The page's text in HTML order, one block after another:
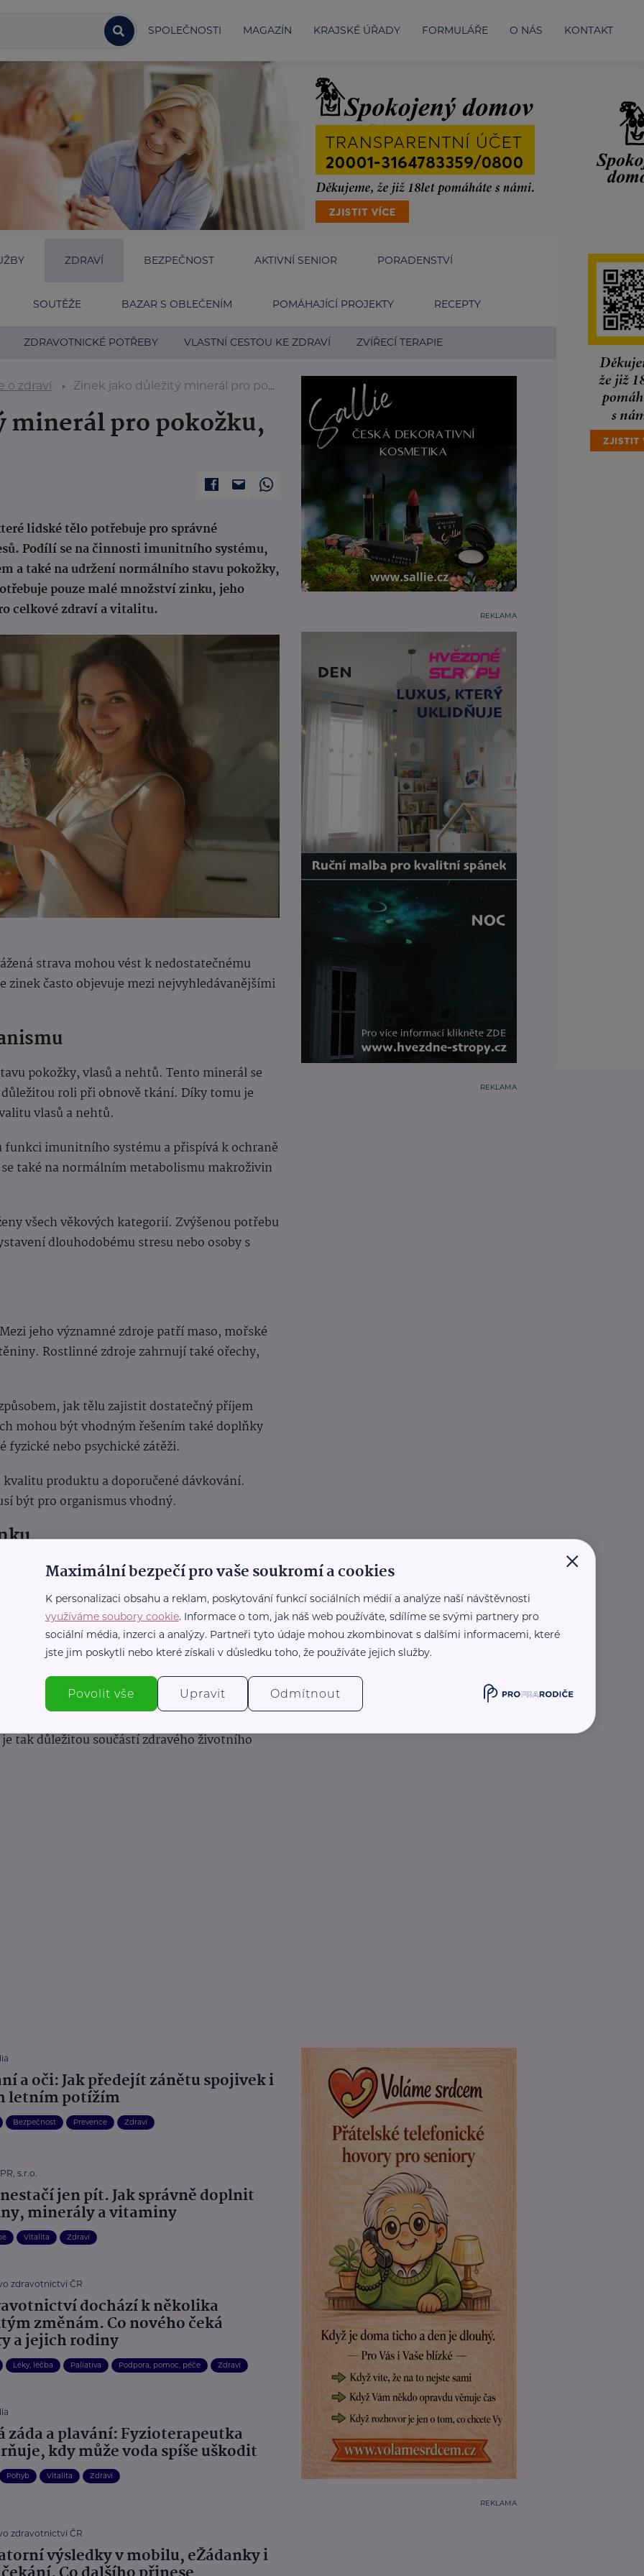
SPOLEČNOSTI MAGAZÍN KRAJSKÉ ÚŘADY FORMULÁŘE O NÁS KONTAKT
ZDRAVÍ BEZPEČNOST AKTIVNÍ SENIOR PORADENSTVÍ
SOUTĚŽE BAZAR S OBLEČENÍM POMÁHAJÍCÍ PROJEKTY RECEPTY
ZDRAVOTNICKÉ POTŘEBY VLASTNÍ CESTOU KE ZDRAVÍ ZVÍŘECÍ TERAPIE
o zdraví Zinek jako důležitý minerál pro pokožku, vlasy a nehty
minerál pro pokožku,
lidské tělo potřebuje pro správné
Podílí se na činnosti imunitního systému,
a také na udržení normálního stavu pokožky,
pouze malé množství zinku, jeho
celkové zdraví a vitalitu.
strava mohou vést k nedostatečnému
často objevuje mezi nejvyhledávanějšími
pokožky, vlasů a nehtů. Tento minerál se
roli při obnově tkání. Díky tomu je
vlasů a nehtů.
imunitního systému a přispívá k ochraně
také na normálním metabolismu makroživin
všech věkových kategorií. Zvýšenou potřebu
dlouhodobému stresu nebo osoby s
jeho významné zdroje patří maso, mořské
Rostlinné zdroje zahrnují také ořechy,
jak tělu zajistit dostatečný příjem
mohou být vhodným řešením také doplňky
fyzické nebo psychické zátěži.
produktu a doporučené dávkování.
být pro organismus vhodný.
kvalitou pokožky, oslabenými vlasy
pociťovat také vyšší únavu nebo oslabení
lidí s omezenou a nevyváženou stravou.
styl, dostatek spánku a pravidelný pohyb.
kvalitní stravy může přispět nejen ke
ale také k podpoře imunity a celkové vitality
tak důležitou součástí zdravého životního
REKLAMA
REKLAMA
a oči: Jak předejít zánětu spojivek i
letním potížím
Bezpečnost Prevence Zdraví
s.r.o.
jen pít. Jak správně doplnit
minerály a vitaminy
Vitalita Zdraví
zdravotnictví ČR
dochází k několika
změnám. Co nového čeká
a jejich rodiny
Léky, léčba Paliativa Podpora, pomoc, péče Zdraví
záda a plavání: Fyzioterapeutka
kdy může voda spíše uškodit
Pohyb Vitalita Zdraví
zdravotnictví ČR
výsledky v mobilu, eŽádanky i
REKLAMA
×
Maximální bezpečí pro vaše soukromí a cookies
K personalizaci obsahu a reklam, poskytování funkcí sociálních médií a analýze naší návštěvnosti
využíváme soubory cookie. Informace o tom, jak náš web používáte, sdílíme se svými partnery pro
sociální média, inzerci a analýzy. Partneři tyto údaje mohou zkombinovat s dalšími informacemi, které
jste jim poskytli nebo které získali v důsledku toho, že používáte jejich služby.
Povolit vše Upravit Odmítnout